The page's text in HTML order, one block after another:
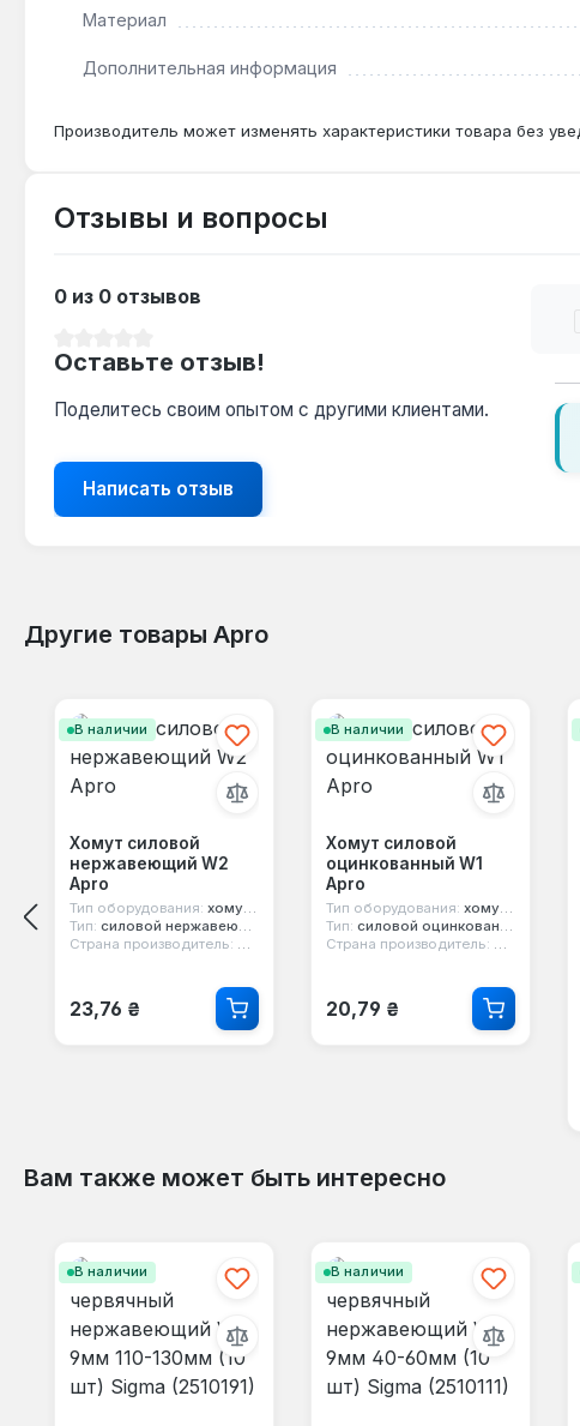
Чем отличается от обычного шурупа с
Комбинированная резьба M8 позволяет использовать
Материал
Дополнительная информация
Производитель может изменять характеристики товара без
Отзывы и вопросы
0 из 0 отзывов
Оставьте отзыв!
Поделитесь своим опытом с другими клиентами.
Написать отзыв
Другие товары Apro
В наличии
Хомут силовой
нержавеющий W2
Apro
Тип оборудования: хомут силовой
Тип: силовой нержавеющий w2
Страна производитель:
Обычная цена:
23,76 ₴
В наличии
Хомут силовой
оцинкованный W1
Apro
Тип оборудования: хомут силовой
Тип: силовой оцинкованный w1
Страна производитель:
Обычная цена:
20,79 ₴
Вам также может быть интересно
В наличии В наличии